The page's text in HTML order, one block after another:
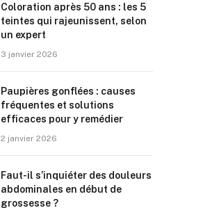
Coloration après 50 ans : les 5
teintes qui rajeunissent, selon
un expert
3 janvier 2026
Paupières gonflées : causes
fréquentes et solutions
efficaces pour y remédier
2 janvier 2026
Faut-il s’inquiéter des douleurs
abdominales en début de
grossesse ?